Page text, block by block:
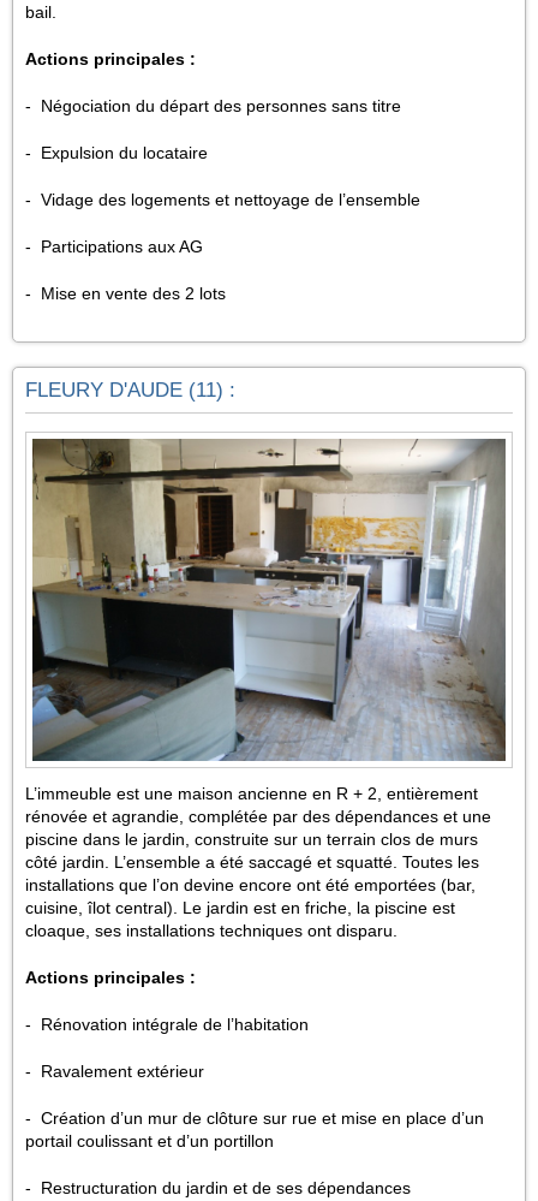
bail.
Actions principales :
- Négociation du départ des personnes sans titre
- Expulsion du locataire
- Vidage des logements et nettoyage de l’ensemble
- Participations aux AG
- Mise en vente des 2 lots
FLEURY D'AUDE (11) :
L’immeuble est une maison ancienne en R + 2, entièrement
rénovée et agrandie, complétée par des dépendances et une
piscine dans le jardin, construite sur un terrain clos de murs
côté jardin. L’ensemble a été saccagé et squatté. Toutes les
installations que l’on devine encore ont été emportées (bar,
cuisine, îlot central). Le jardin est en friche, la piscine est
cloaque, ses installations techniques ont disparu.
Actions principales :
- Rénovation intégrale de l’habitation
- Ravalement extérieur
- Création d’un mur de clôture sur rue et mise en place d’un
portail coulissant et d’un portillon
- Restructuration du jardin et de ses dépendances